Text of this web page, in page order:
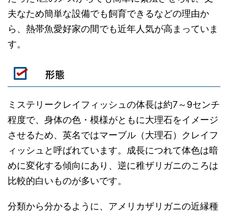
夫なため簡単な設備でも飼育できるなどの理由か
ら、熱帯魚愛好家の間でも近年人気が高まっていま
す。
形態
ミステリークレイフィッシュの体長は約7～9センチ
程度で、身体の色・模様がともに大理石をイメージ
させるため、英名ではマーブル（大理石）クレイフ
ィッシュと呼ばれています。成長につれて体色は暗
めに変化する傾向にあり、逆に稚ザリガニのころは
比較的白いものが多いです。
分類から分かるように、アメリカザリガニの近縁種